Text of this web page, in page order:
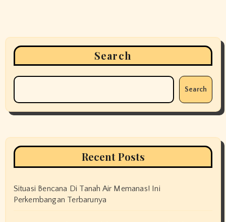
Search
Search
Recent Posts
Situasi Bencana Di Tanah Air Memanas! Ini
Perkembangan Terbarunya